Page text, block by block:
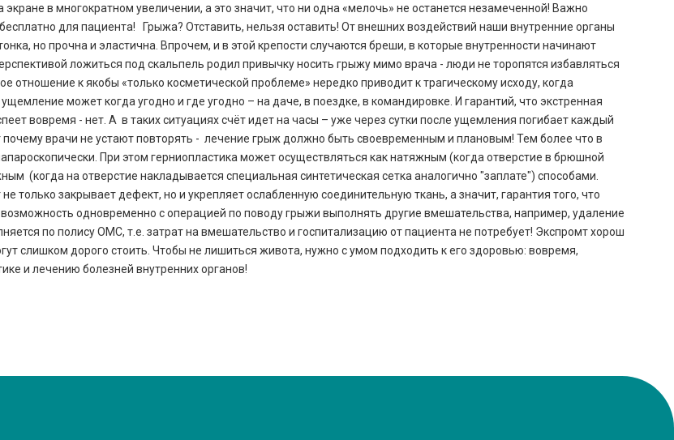
в многократном увеличении, а это значит, что ни одна «мелочь» не останется незамеченной! Важно
для пациента! Грыжа? Отставить, нельзя оставить! От внешних воздействий наши внутренние органы
но прочна и эластична. Впрочем, и в этой крепости случаются бреши, в которые внутренности начинают
ложиться под скальпель родил привычку носить грыжу мимо врача - люди не торопятся избавляться
отношение к якобы «только косметической проблеме» нередко приводит к трагическому исходу, когда
может когда угодно и где угодно – на даче, в поездке, в командировке. И гарантий, что экстренная
вовремя - нет. А в таких ситуациях счёт идет на часы – уже через сутки после ущемления погибает каждый
врачи не устают повторять - лечение грыж должно быть своевременным и плановым! Тем более что в
При этом герниопластика может осуществляться как натяжным (когда отверстие в брюшной
(когда на отверстие накладывается специальная синтетическая сетка аналогично "заплате") способами.
только закрывает дефект, но и укрепляет ослабленную соединительную ткань, а значит, гарантия того, что
одновременно с операцией по поводу грыжи выполнять другие вмешательства, например, удаление
по полису ОМС, т.е. затрат на вмешательство и госпитализацию от пациента не потребует! Экспромт хорош
слишком дорого стоить. Чтобы не лишиться живота, нужно с умом подходить к его здоровью: вовремя,
и лечению болезней внутренних органов!